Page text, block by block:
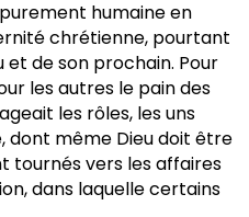
humaine en
chrétienne, pourtant
et de son prochain. Pour
les autres le pain des
les rôles, les uns
dont même Dieu doit être
tournés vers les affaires
dans laquelle certains